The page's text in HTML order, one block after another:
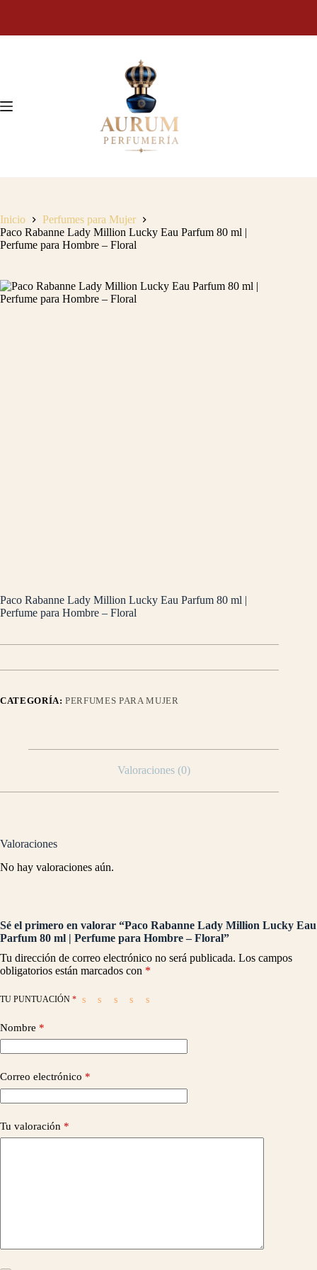
Inicio
Perfumes para Mujer
Paco Rabanne Lady Million Lucky Eau Parfum 80 ml |
Perfume para Hombre – Floral
Paco Rabanne Lady Million Lucky Eau Parfum 80 ml |
Perfume para Hombre – Floral
CATEGORÍA:PERFUMES PARA MUJER
Valoraciones (0)
Valoraciones
No hay valoraciones aún.
Sé el primero en valorar “Paco Rabanne Lady Million Lucky Eau
Parfum 80 ml | Perfume para Hombre – Floral”
Tu dirección de correo electrónico no será publicada. Los campos
obligatorios están marcados con *
TU PUNTUACIÓN *
Nombre *
Correo electrónico *
Tu valoración *